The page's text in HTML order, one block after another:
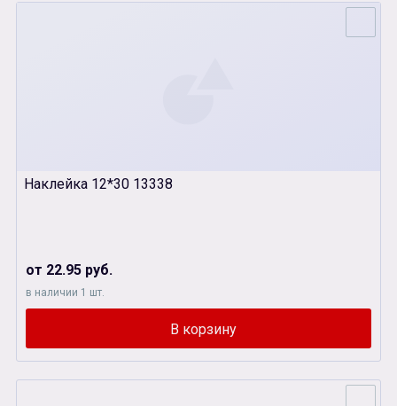
Наклейка 12*30 13338
от 22.95 руб.
в наличии 1 шт.